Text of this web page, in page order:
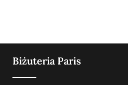
Biżuteria Paris